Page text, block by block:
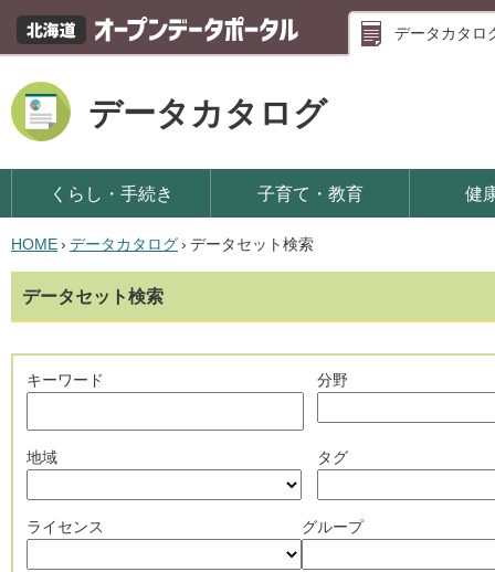
データカタロ
データカタログ
くらし・手続き 子育て・教育 健
HOME› データカタログ› データセット検索
データセット検索
キーワード 分野
地域 タグ
ライセンス グループ